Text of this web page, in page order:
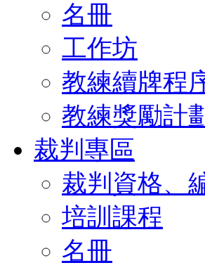
名冊
工作坊
教練續牌程
教練獎勵計
裁判專區
裁判資格、
培訓課程
名冊